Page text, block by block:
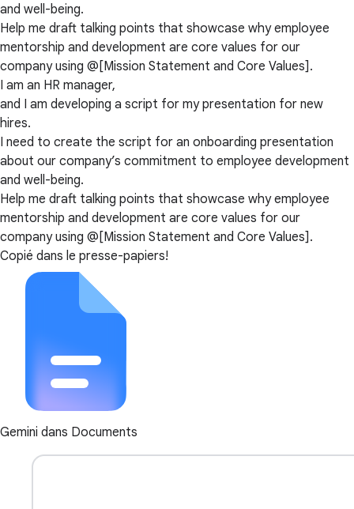
and well-being.
Help me draft talking points that showcase why employee
mentorship and development are core values for our
company using @[Mission Statement and Core Values].
I am an HR manager,
and I am developing a script for my presentation for new
hires.
I need to create the script for an onboarding presentation
about our company’s commitment to employee development
and well-being.
Help me draft talking points that showcase why employee
mentorship and development are core values for our
company using @[Mission Statement and Core Values].
Copié dans le presse-papiers!
Gemini dans Documents